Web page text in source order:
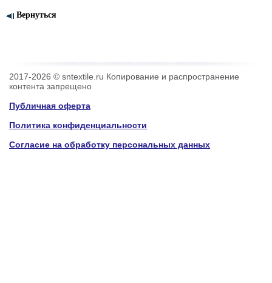
Вернуться
2017-2026 © sntextile.ru Копирование и распространение
контента запрещено
Публичная оферта
Политика конфиденциальности
Согласие на обработку персональных данных